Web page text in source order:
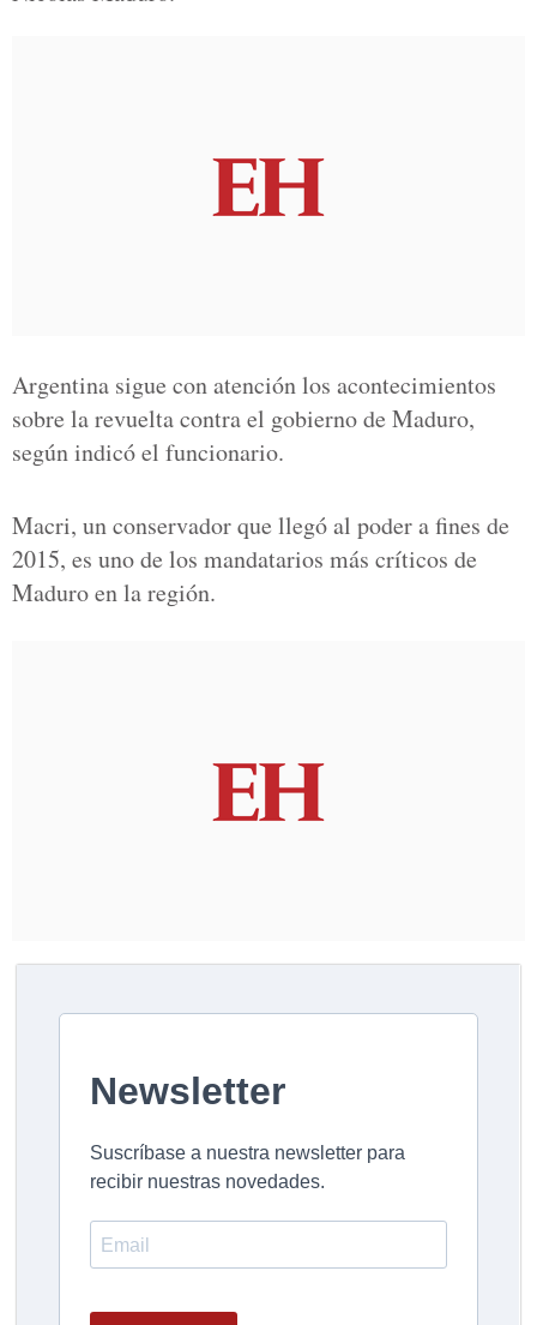
Argentina sigue con atención los acontecimientos
sobre la revuelta contra el gobierno de Maduro,
según indicó el funcionario.
Macri, un conservador que llegó al poder a fines de
2015, es uno de los mandatarios más críticos de
Maduro en la región.